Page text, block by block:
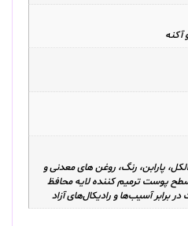
پارابن، رنگ، روغن های معدنی و
پوست ترمیم کننده لایه محافظ
آسیب‌ها و رادیکال‌های آزاد